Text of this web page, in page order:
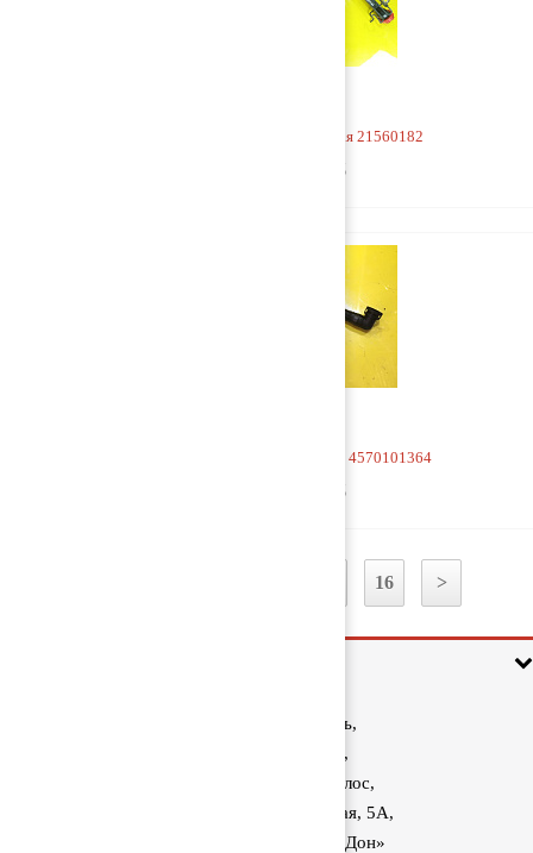
Горловина маслозаливная 21560182
4 500 руб
Горловина маслозаливная 4570101364
1 500 руб
16 >
Ростовская область,
Аксайский район,
поселок Красный Колос,
улица Производственная, 5А,
1040 км трассы М-4 «Дон»